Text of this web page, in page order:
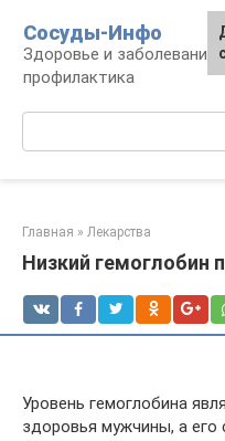
контенту
Сосуды-Инфо
Здоровье и заболевания
профилактика
Главная » Лекарства
Низкий гемоглобин
Уровень гемоглобина
здоровья мужчины, а его